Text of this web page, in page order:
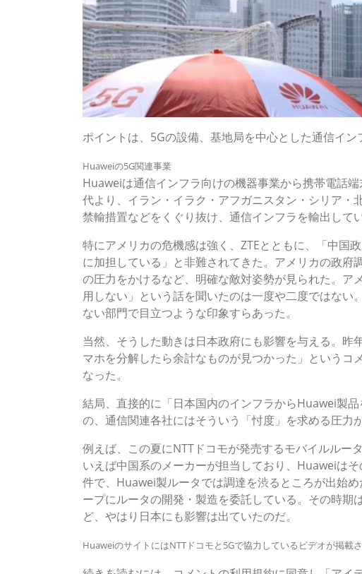
ポイントは、5Gの設備、基地局を中心とした通信イン
Huaweiの5G関連事業
Huaweiは通信インフラ向けの機器事業から携帯電話
代より、イラン・イラク・アフガニスタン・シリア・
禁輸措置などをくぐり抜け、通信インフラを輸出して
特にアメリカの危機感は強く、ZTEとともに、「中国
に加担している」と非難されてきた。アメリカの政府
の圧力をかけるなど、明確な敵対姿勢が見られた。
用しない」という話を聞いたのは一度や二度ではな
ない部門で目立つような印象すらあった。
当然、そうした動きは日本政府にも影響を与える。
マホを分解したら余計なものが見つかった」というコ
なった。
結局、直接的に「日本国内のインフラからHuawei製
の、通信関連各社にはそういう「忖度」を求める圧力
例えば、この夏にNTTドコモが発売するモバイルルー
いえば中国系のメーカーが担当しており、Huaweiは
件で、Huawei製ルータでは調達を渋るところが出始
ープにルータの開発・製造を委託している。その時
ど、やはり日本にも影響は出ていたのだ。
HuaweiのサイトにはNTTドコモと5Gで協力しているビデオが掲載